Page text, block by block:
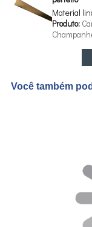
Material
Produto:
Você também